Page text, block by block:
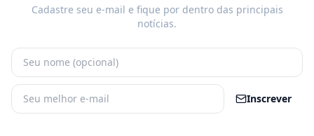
Cadastre seu e-mail e fique por dentro das principais
notícias.
Inscrever